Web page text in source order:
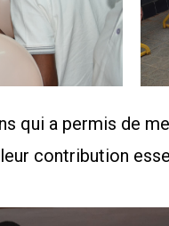
qui a permis de
contribution